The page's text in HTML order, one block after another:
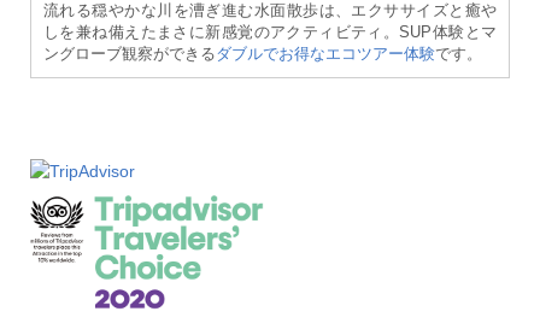
流れる穏やかな川を漕ぎ進む水面散歩は、エクササイズと癒や
しを兼ね備えたまさに新感覚のアクティビティ。SUP体験とマ
ングローブ観察ができるダブルでお得なエコツアー体験です。